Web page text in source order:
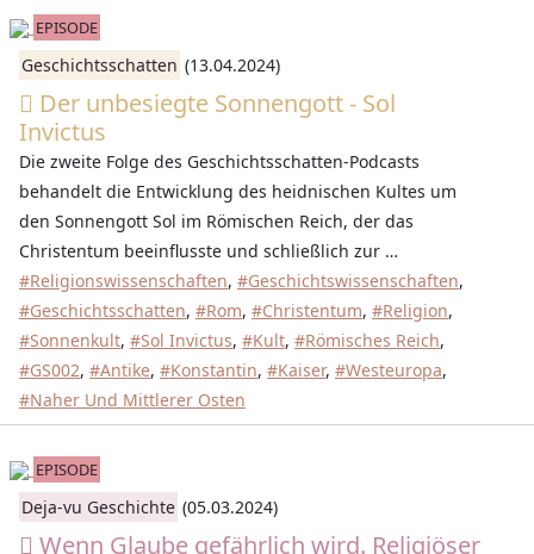
EPISODE
Geschichtsschatten (13.04.2024)
Der unbesiegte Sonnengott - Sol
Invictus
Die zweite Folge des Geschichtsschatten-Podcasts
behandelt die Entwicklung des heidnischen Kultes um
den Sonnengott Sol im Römischen Reich, der das
Christentum beeinflusste und schließlich zur …
#Religionswissenschaften, #Geschichtswissenschaften,
#Geschichtsschatten, #Rom, #Christentum, #Religion,
#Sonnenkult, #Sol Invictus, #Kult, #Römisches Reich,
#GS002, #Antike, #Konstantin, #Kaiser, #Westeuropa,
#Naher Und Mittlerer Osten
EPISODE
Deja-vu Geschichte (05.03.2024)
Wenn Glaube gefährlich wird. Religiöser